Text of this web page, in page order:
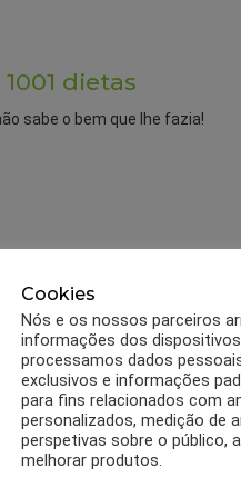
dietas
sabe o bem que lhe fazia!
Cookies
Nós e os nossos parceiros
informações dos
processamos dados
exclusivos e informações
para fins relacionados com
personalizados, medição de
perspetivas sobre o público,
melhorar produtos.